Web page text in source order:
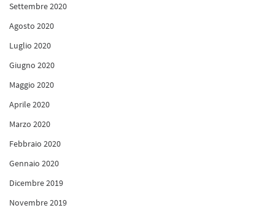
Settembre 2020
Agosto 2020
Luglio 2020
Giugno 2020
Maggio 2020
Aprile 2020
Marzo 2020
Febbraio 2020
Gennaio 2020
Dicembre 2019
Novembre 2019